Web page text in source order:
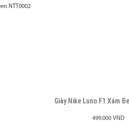
Giày Nike Luno F1 Xám
499.000 VND